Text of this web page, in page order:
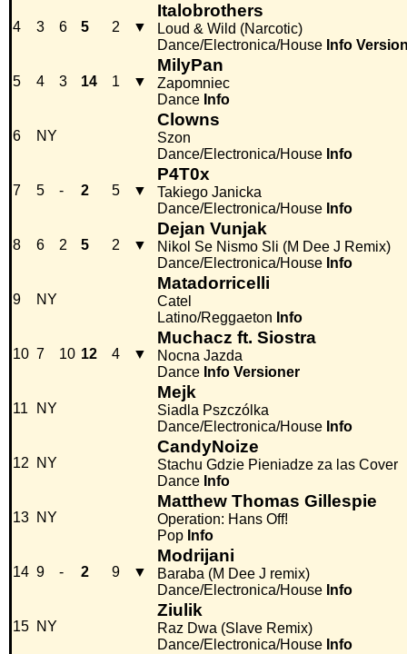
4 3 6 5 2 ▼
Italobrothers
Loud & Wild (Narcotic)
Dance/Electronica/House Info
5 4 3 14 1 ▼
MilyPan
Zapomniec
Dance Info
6 NY
Clowns
Szon
Dance/Electronica/House Info
7 5 - 2 5 ▼
P4T0x
Takiego Janicka
Dance/Electronica/House Info
8 6 2 5 2 ▼
Dejan Vunjak
Nikol Se Nismo Sli (M Dee J Remix)
Dance/Electronica/House Info
9 NY
Matadorricelli
Catel
Latino/Reggaeton Info
10 7 10 12 4 ▼
Muchacz ft. Siostra
Nocna Jazda
Dance Info Versioner
11 NY
Mejk
Siadla Pszczólka
Dance/Electronica/House Info
12 NY
CandyNoize
Stachu Gdzie Pieniadze za las Cover
Dance Info
13 NY
Matthew Thomas Gillespie
Operation: Hans Off!
Pop Info
14 9 - 2 9 ▼
Modrijani
Baraba (M Dee J remix)
Dance/Electronica/House Info
15 NY
Ziulik
Raz Dwa (Slave Remix)
Dance/Electronica/House Info